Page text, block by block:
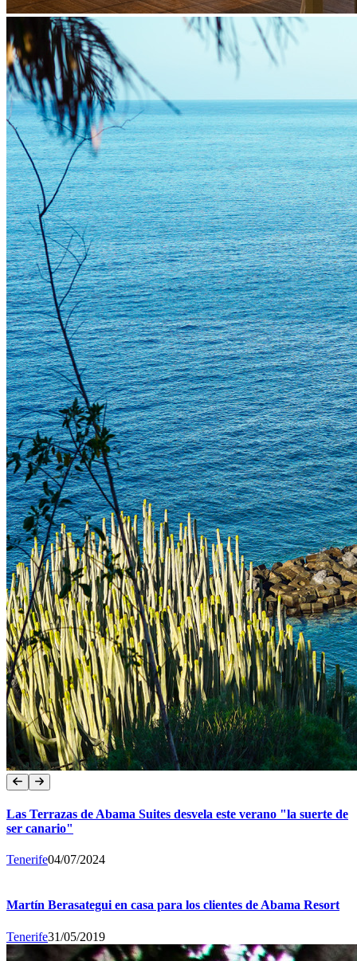
Las Terrazas de Abama Suites desvela este verano "la suerte de
ser canario"
Tenerife04/07/2024
Martín Berasategui en casa para los clientes de Abama Resort
Tenerife31/05/2019